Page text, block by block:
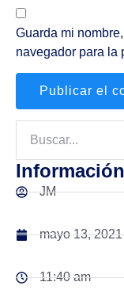
Guarda mi
navegador para la
Información
JM
mayo 13, 2021
11:40 am